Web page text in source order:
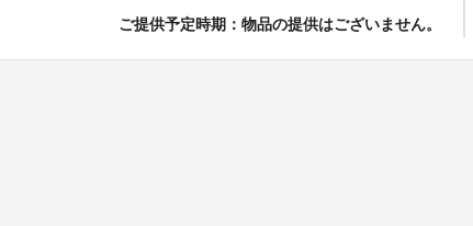
ご提供予定時期：物品の提供はございません。